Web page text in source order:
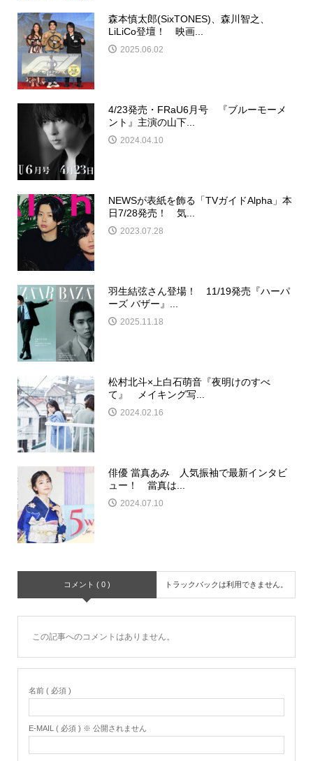
森本慎太郎(SixTONES)、森川智之、
LiLiCo登壇！ 映画...
2025.06.02
4/23発売・FRaU6月号 『ブルーモーメ
ント』主演の山下...
2024.04.10
NEWSが表紙を飾る「TVガイドAlpha」本
日7/28発売！ 気...
2023.07.28
羽生結弦さん登場！ 11/19発売『ハーパ
ーズ バザー』...
2025.11.18
松村北斗×上白石萌音『夜明けのすべ
て』 メイキング写...
2024.02.16
俳優 當真あみ 人気振袖で最新インタビ
ュー！ 當真は...
2024.07.10
コメント ( 0 ) トラックバックは利用できません。
この記事へのコメントはありません。
名前 ( 必須 )
E-MAIL ( 必須 ) ※ 公開されません